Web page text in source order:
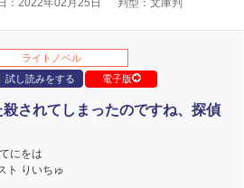
：2022年02月25日 判型：文庫判
ライトノベル
試し読みをする
電子版
殺されてしまったのですね、探偵
にをは
ト りいちゅ